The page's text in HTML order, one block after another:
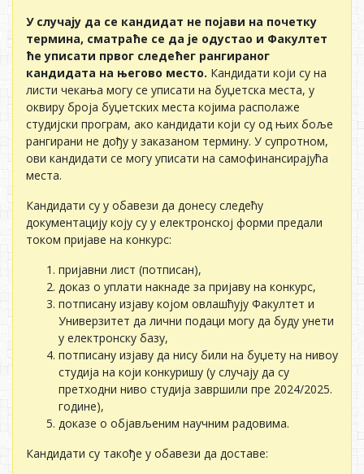
У случају да се кандидат не појави на почетку
термина, сматраће се да је одустао и Факултет
ће уписати првог следећег рангираног
кандидата на његово место. Кандидати који су на
листи чекања могу се уписати на буџетска места, у
оквиру броја буџетских места којима располаже
студијски програм, ако кандидати који су од њих боље
рангирани не дођу у заказаном термину. У супротном,
ови кандидати се могу уписати на самофинансирајућа
места.
Кандидати су у обавези да донесу следећу
документацију коју су у електронској форми предали
током пријаве на конкурс:
пријавни лист (потписан),
доказ о уплати накнаде за пријаву на конкурс,
потписану изјаву којом овлашћују Факултет и
Универзитет да лични подаци могу да буду унети
у електронску базу,
потписану изјаву да нису били на буџету на нивоу
студија на који конкуришу (у случају да су
претходни ниво студија завршили пре 2024/2025.
године),
доказе о објављеним научним радовима.
Кандидати су такође у обавези да доставе: